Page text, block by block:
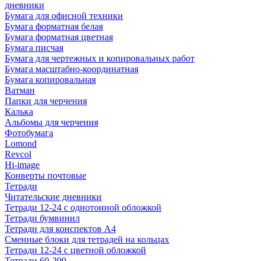
дневники
Бумага для офисной техники
Бумага форматная белая
Бумага форматная цветная
Бумага писчая
Бумага для чертежных и копировальных работ
Бумага масштабно-координатная
Бумага копировальная
Ватман
Папки для черчения
Калька
Альбомы для черчения
Фотобумага
Lomond
Revcol
Hi-image
Конверты почтовые
Тетради
Читательские дневники
Тетради 12-24 с однотонной обложкой
Тетради бумвинил
Тетради для конспектов А4
Сменные блоки для тетрадей на кольцах
Тетради 12-24 с цветной обложкой